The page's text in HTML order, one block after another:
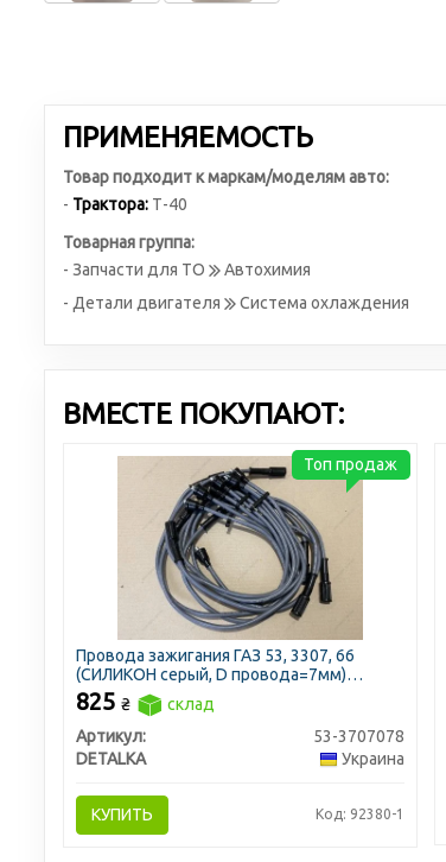
ПРИМЕНЯЕМОСТЬ
Товар подходит к маркам/моделям авто:
- Трактора: Т-40
Товарная группа:
- Запчасти для ТО
Автохимия
- Детали двигателя
Система охлаждения
ВМЕСТЕ ПОКУПАЮТ:
Провода зажигания ГАЗ 53, 3307, 66
(СИЛИКОН серый, D провода=7мм)
(DETALKA)
825 ₴
склад
Артикул:
53-3707078
DETALKA
Украина
КУПИТЬ Код: 92380-1
Топ продаж